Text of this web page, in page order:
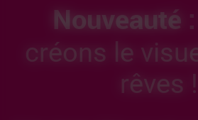
Nouveauté :
créons le
rêves !